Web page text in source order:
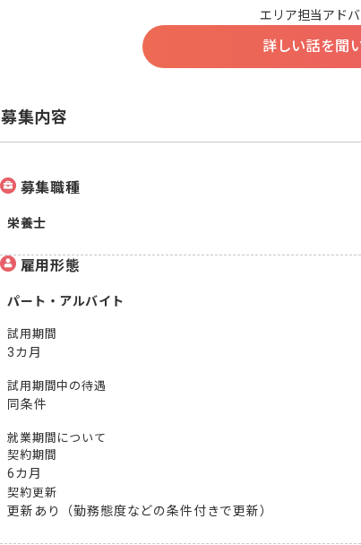
エリア担当アド
詳しい話を聞
募集内容
募集職種
栄養士
雇用形態
パート・アルバイト
試用期間
3カ月
試用期間中の待遇
同条件
就業期間について
契約期間
6カ月
契約更新
更新あり（勤務態度などの条件付きで更新）